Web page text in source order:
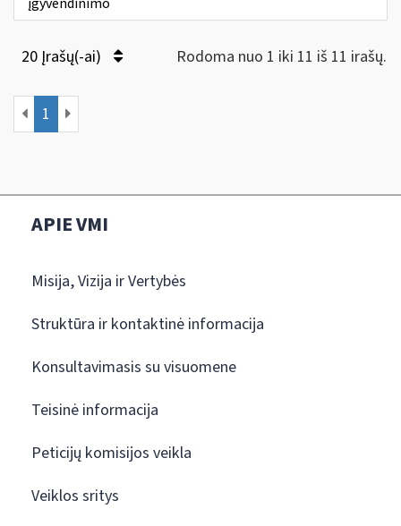
20 Įrašų(-ai) Rodoma nuo 1 iki 11 iš 11 irašų.
1
APIE VMI
Misija, Vizija ir Vertybės
Struktūra ir kontaktinė informacija
Konsultavimasis su visuomene
Teisinė informacija
Peticijų komisijos veikla
Veiklos sritys